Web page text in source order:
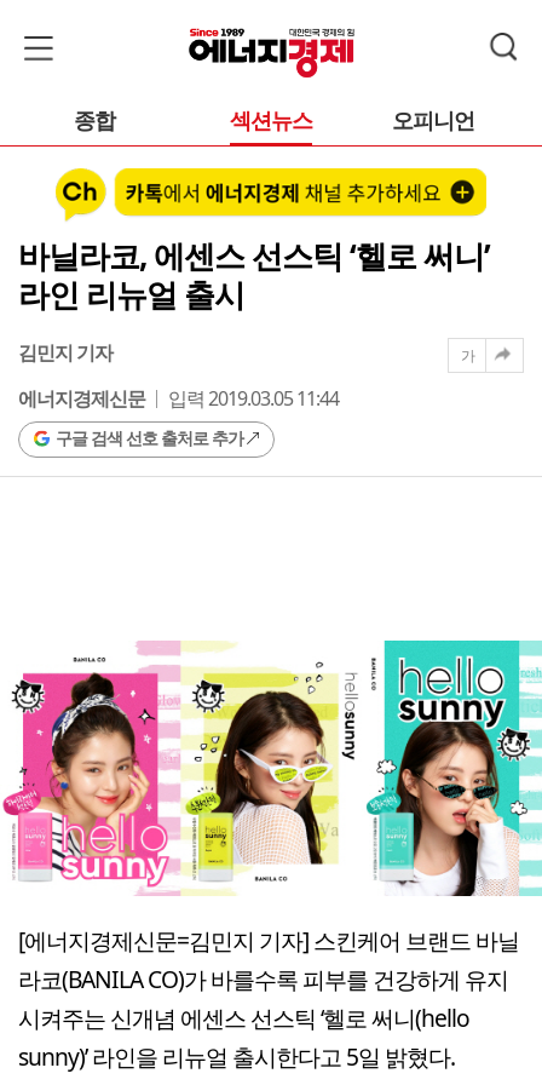
종합 섹션뉴스 오피니언
바닐라코, 에센스 선스틱 ‘헬로 써니’
라인 리뉴얼 출시
김민지 기자
에너지경제신문
입력 2019.03.05 11:44
구글 검색 선호 출처로 추가
가
[에너지경제신문=김민지 기자] 스킨케어 브랜드 바닐
라코(BANILA CO)가 바를수록 피부를 건강하게 유지
시켜주는 신개념 에센스 선스틱 ‘헬로 써니(hello
sunny)’ 라인을 리뉴얼 출시한다고 5일 밝혔다.